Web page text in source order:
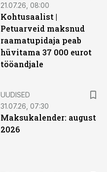
21.07.26, 08:00
Kohtusaalist |
Petuarveid maksnud
raamatupidaja peab
hüvitama 37 000 eurot
tööandjale
UUDISED
31.07.26, 07:30
Maksukalender: august
2026